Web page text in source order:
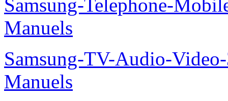
Samsung-Telephone-
Manuels
Samsung-TV-Audio-
Manuels